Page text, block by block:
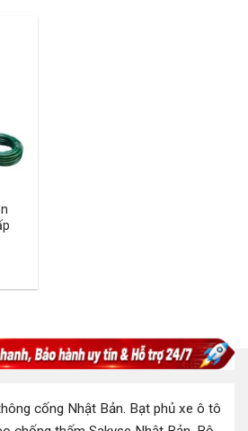
cống Nhật Bản. Bạt phủ xe ô tô